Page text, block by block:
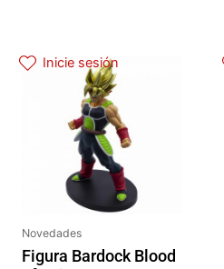
Inicie sesión
Novedades
Figura Bardock Blood